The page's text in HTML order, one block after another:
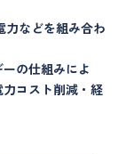
力などを組み合わ
の仕組みによ
コスト削減・経